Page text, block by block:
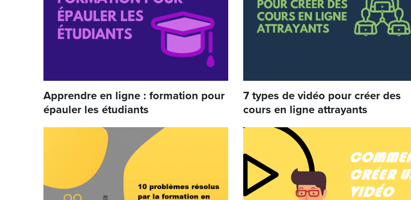
Apprendre en ligne : formation pour
épauler les étudiants
7 types de vidéo pour créer des
cours en ligne attrayants